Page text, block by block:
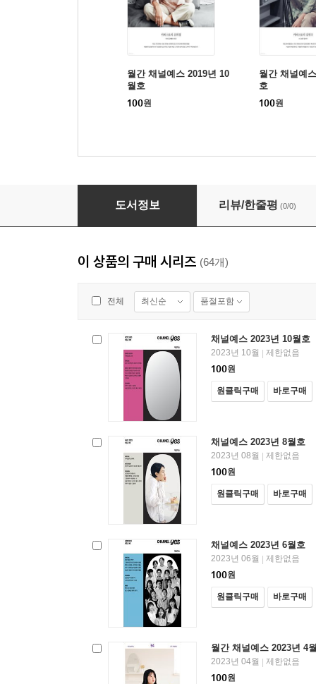
월간 채널예스 2019년 10
월호
100원
월간 채널예
호
100원
월간 채널예스 2019년 11월호
도서정보 리뷰/한줄평 (0/0)
이 상품의 구매 시리즈 (64개)
전체 최신순 품절포함
채널예스 2023년 10월호
2023년 10월 | 제한없음
100원
원클릭구매 바로구매
채널예스 2023년 8월호
2023년 08월 | 제한없음
100원
원클릭구매 바로구매
채널예스 2023년 6월호
2023년 06월 | 제한없음
100원
원클릭구매 바로구매
월간 채널예스 2023년 4
2023년 04월 | 제한없음
100원